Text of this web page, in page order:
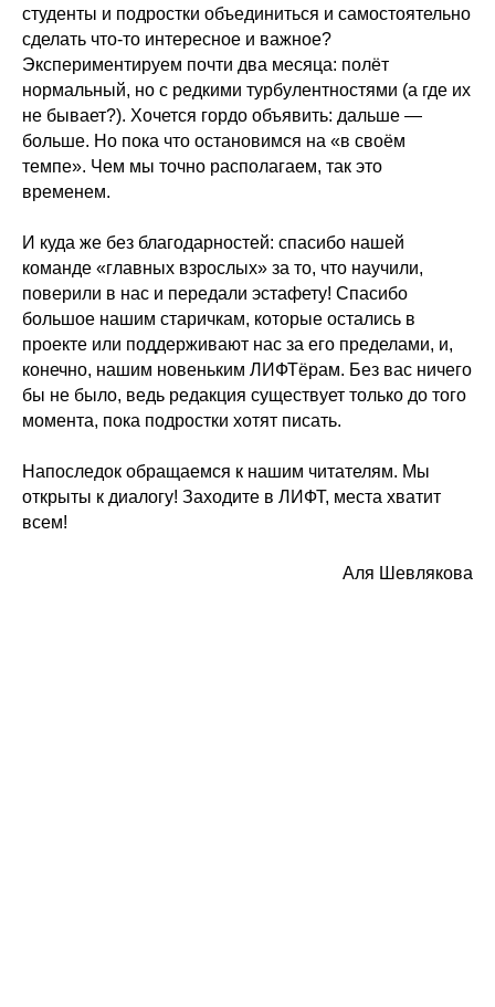
студенты и подростки объединиться и самостоятельно
сделать что-то интересное и важное?
Экспериментируем почти два месяца: полёт
нормальный, но с редкими турбулентностями (а где их
не бывает?). Хочется гордо объявить: дальше —
больше. Но пока что остановимся на «в своём
темпе». Чем мы точно располагаем, так это
временем.
И куда же без благодарностей: спасибо нашей
команде «главных взрослых» за то, что научили,
поверили в нас и передали эстафету! Спасибо
большое нашим старичкам, которые остались в
проекте или поддерживают нас за его пределами, и,
конечно, нашим новеньким ЛИФТёрам. Без вас ничего
бы не было, ведь редакция существует только до того
момента, пока подростки хотят писать.
Напоследок обращаемся к нашим читателям. Мы
открыты к диалогу! Заходите в ЛИФТ, места хватит
всем!
Аля Шевлякова